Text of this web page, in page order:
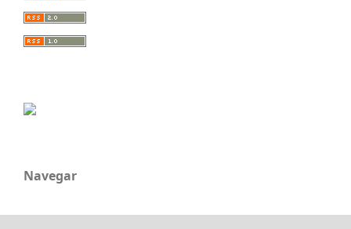
Navegar